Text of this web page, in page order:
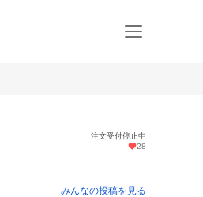
注文受付停止中
28
みんなの投稿を見る